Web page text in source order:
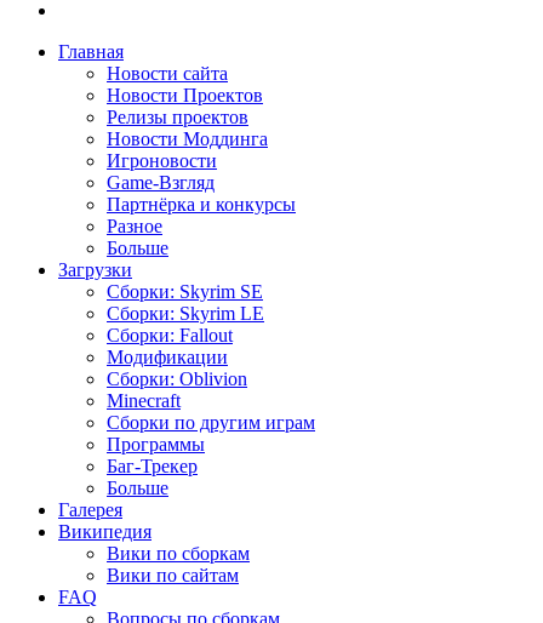
Главная
Новости сайта
Новости Проектов
Релизы проектов
Новости Моддинга
Игроновости
Game-Взгляд
Партнёрка и конкурсы
Разное
Больше
Загрузки
Сборки: Skyrim SE
Сборки: Skyrim LE
Сборки: Fallout
Модификации
Сборки: Oblivion
Minecraft
Сборки по другим играм
Программы
Баг-Трекер
Больше
Галерея
Википедия
Вики по сборкам
Вики по сайтам
FAQ
Вопросы по сборкам